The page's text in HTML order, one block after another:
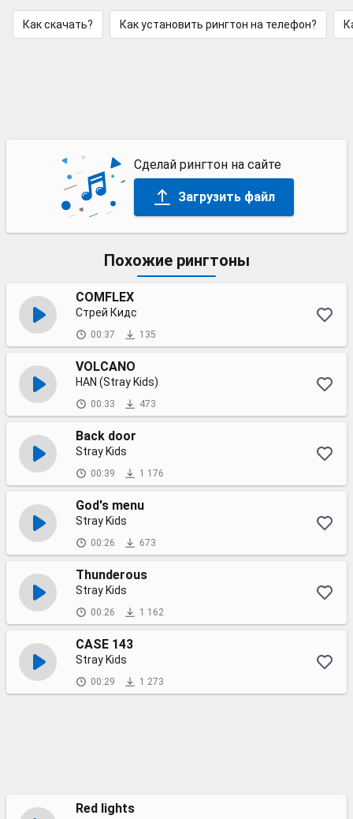
Как скачать? Как установить рингтон на телефон?
Сделай рингтон на сайте
Загрузить файл
Похожие рингтоны
COMFLEX
Стрей Кидс
00:37 135
VOLCANO
HAN (Stray Kids)
00:33 473
Back door
Stray Kids
00:39 1 176
God's menu
Stray Kids
00:26 673
Thunderous
Stray Kids
00:26 1 162
CASE 143
Stray Kids
00:29 1 273
Red lights